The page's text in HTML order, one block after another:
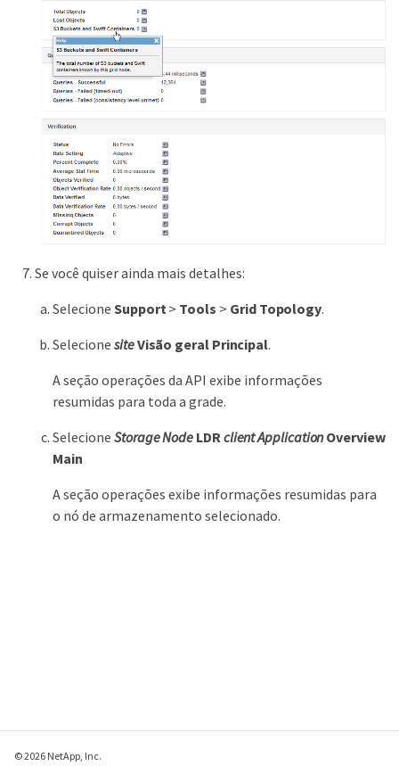
Se você quiser ainda mais detalhes:
Selecione Support > Tools > Grid Topology.
Selecione siteVisão geral Principal.
A seção operações da API exibe informações
resumidas para toda a grade.
Selecione Storage Node LDR client ApplicationOverview
Main
A seção operações exibe informações resumidas para
o nó de armazenamento selecionado.
© 2026 NetApp, Inc.